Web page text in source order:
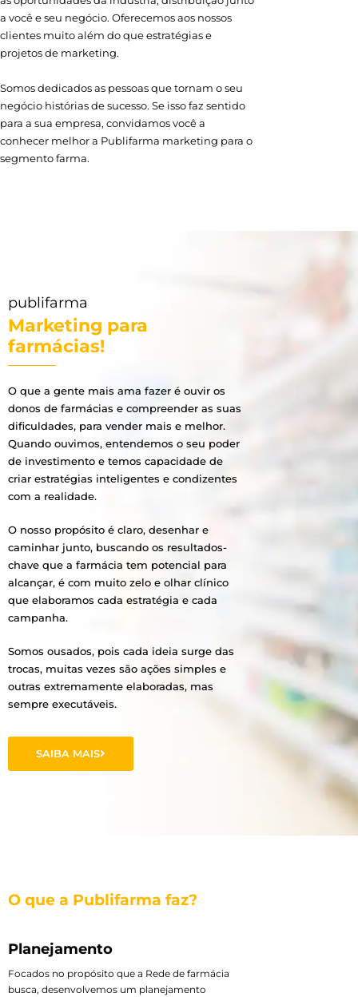
a você e seu negócio. Oferecemos aos nossos
clientes muito além do que estratégias e
projetos de marketing.
Somos dedicados as pessoas que tornam o seu
negócio histórias de sucesso. Se isso faz sentido
para a sua empresa, convidamos você a
conhecer melhor a Publifarma marketing para o
segmento farma.
publifarma
Marketing para
farmácias!
O que a gente mais ama fazer é ouvir os
donos de farmácias e compreender as suas
dificuldades, para vender mais e melhor.
Quando ouvimos, entendemos o seu poder
de investimento e temos capacidade de
criar estratégias inteligentes e condizentes
com a realidade.
O nosso propósito é claro, desenhar e
caminhar junto, buscando os resultados-
chave que a farmácia tem potencial para
alcançar, é com muito zelo e olhar clínico
que elaboramos cada estratégia e cada
campanha.
Somos ousados, pois cada ideia surge das
trocas, muitas vezes são ações simples e
outras extremamente elaboradas, mas
sempre executáveis.
SAIBA MAIS
O que a Publifarma faz?
Planejamento
Focados no propósito que a Rede de farmácia
busca, desenvolvemos um planejamento